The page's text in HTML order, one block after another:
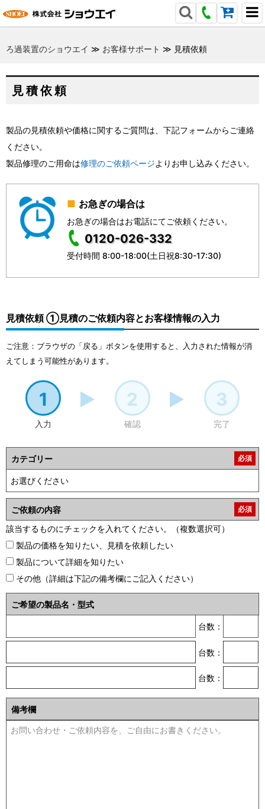
ろ過装置のショウエイ ≫ お客様サポート ≫ 見積依頼
見積依頼
製品の見積依頼や価格に関するご質問は、下記フォームからご連絡
ください。
製品修理のご用命は修理のご依頼ページよりお申し込みください。
お急ぎの場合は
お急ぎの場合はお電話にてご依頼ください。
0120-026-332
受付時間 8:00-18:00(土日祝8:30-17:30)
見積依頼 ①見積のご依頼内容とお客様情報の入力
ご注意：ブラウザの「戻る」ボタンを使用すると、入力された情報が消
えてしまう可能性があります。
1
入力
2
確認
3
完了
カテゴリー 必須
ご依頼の内容 必須
該当するものにチェックを入れてください。（複数選択可）
製品の価格を知りたい、見積を依頼したい
製品について詳細を知りたい
その他（詳細は下記の備考欄にご記入ください）
ご希望の製品名・型式
台数：
台数：
台数：
備考欄